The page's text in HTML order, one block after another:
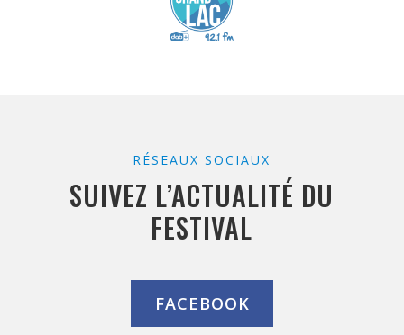
RÉSEAUX SOCIAUX
SUIVEZ L’ACTUALITÉ DU
FESTIVAL
FACEBOOK